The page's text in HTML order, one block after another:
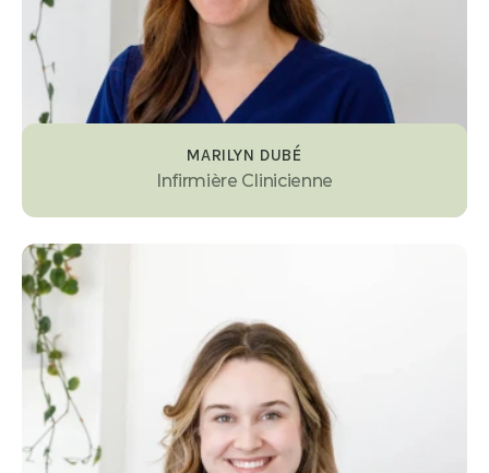
MARILYN DUBÉ
Infirmière Clinicienne